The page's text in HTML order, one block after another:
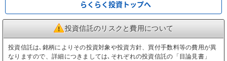
らくらく投資トップへ
投資信託のリスクと費用について
投資信託は､銘柄によりその投資対象や投資方針、買付手数料等の費用が異
なりますので、詳細につきましては､それぞれの投資信託の「目論見書」